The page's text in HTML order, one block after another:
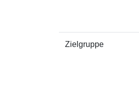
Zielgruppe